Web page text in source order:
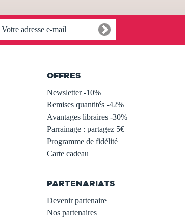
OFFRES
Newsletter -10%
Remises quantités -42%
Avantages libraires -30%
Parrainage : partagez 5€
Programme de fidélité
Carte cadeau
PARTENARIATS
Devenir partenaire
Nos partenaires